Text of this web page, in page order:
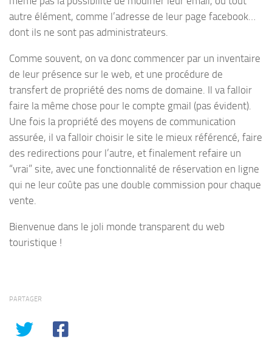
autre élément, comme l’adresse de leur page facebook…
dont ils ne sont pas administrateurs.
Comme souvent, on va donc commencer par un inventaire
de leur présence sur le web, et une procédure de
transfert de propriété des noms de domaine. Il va falloir
faire la même chose pour le compte gmail (pas évident).
Une fois la propriété des moyens de communication
assurée, il va falloir choisir le site le mieux référencé, faire
des redirections pour l’autre, et finalement refaire un
“vrai” site, avec une fonctionnalité de réservation en ligne
qui ne leur coûte pas une double commission pour chaque
vente.
Bienvenue dans le joli monde transparent du web
touristique !
PARTAGER